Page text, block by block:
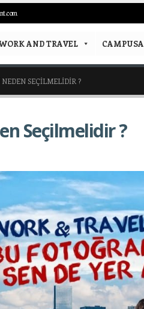
AND TRAVEL CAMPUSA
SEÇILMELIDIR ?
Seçilmelidir ?